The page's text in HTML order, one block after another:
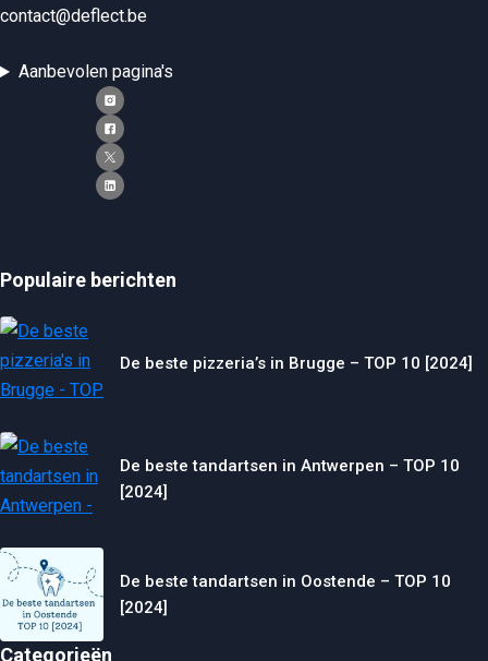
contact@deflect.be
Aanbevolen pagina's
Populaire berichten
De beste pizzeria’s in Brugge – TOP 10 [2024]
De beste tandartsen in Antwerpen – TOP 10
[2024]
De beste tandartsen in Oostende – TOP 10
[2024]
Categorieën